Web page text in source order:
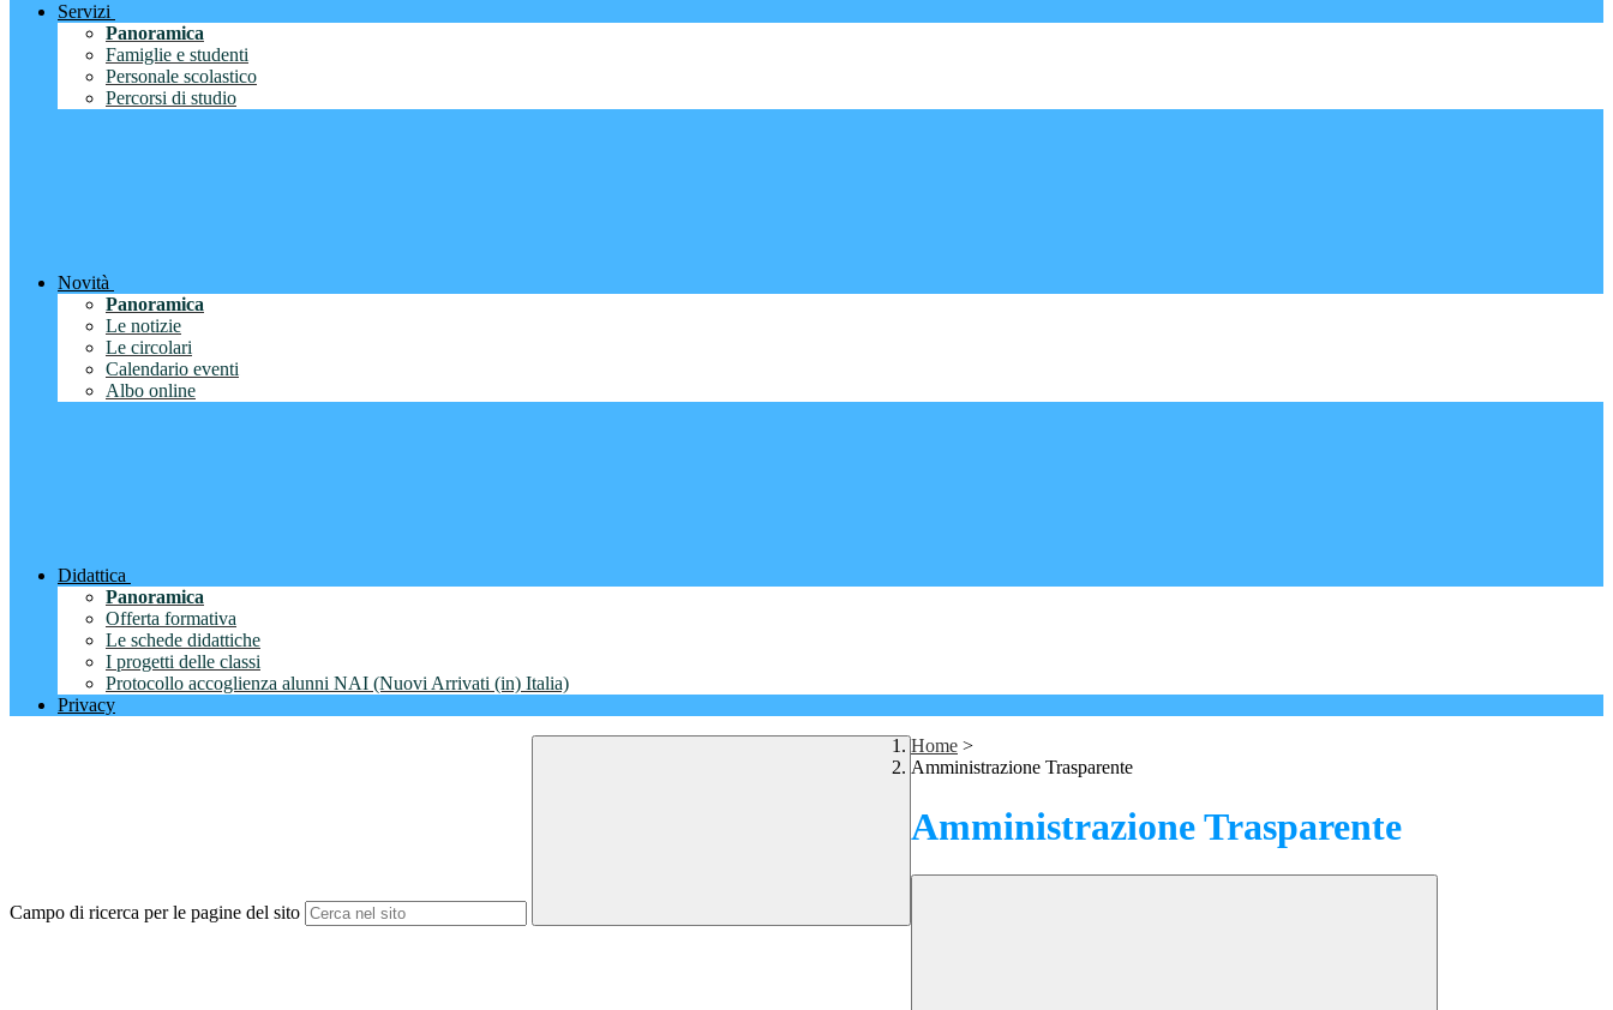
Servizi
Panoramica
Famiglie e studenti
Personale scolastico
Percorsi di studio
Novità
Panoramica
Le notizie
Le circolari
Calendario eventi
Albo online
Didattica
Panoramica
Offerta formativa
Le schede didattiche
I progetti delle classi
Protocollo accoglienza alunni NAI (Nuovi Arrivati (in) Italia)
Privacy
Campo di ricerca per le pagine del sito
Home >
Amministrazione Trasparente
Amministrazione Trasparente